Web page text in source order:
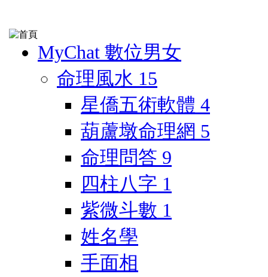
MyChat 數位男女
命理風水 15
星僑五術軟體 4
葫蘆墩命理網 5
命理問答 9
四柱八字 1
紫微斗數 1
姓名學
手面相